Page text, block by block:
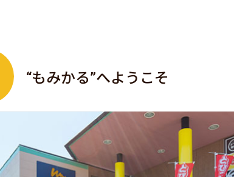
“もみかる”へようこそ